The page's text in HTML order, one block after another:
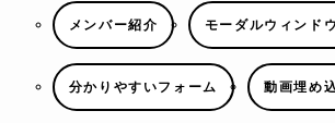
メンバー紹介 モーダルウィンド
分かりやすいフォーム 動画埋め